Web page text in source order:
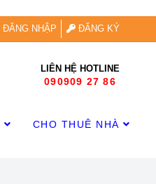
ĐĂNG NHẬP ĐĂNG KÝ
LIÊN HỆ HOTLINE
090909 27 86
CHO THUÊ NHÀ